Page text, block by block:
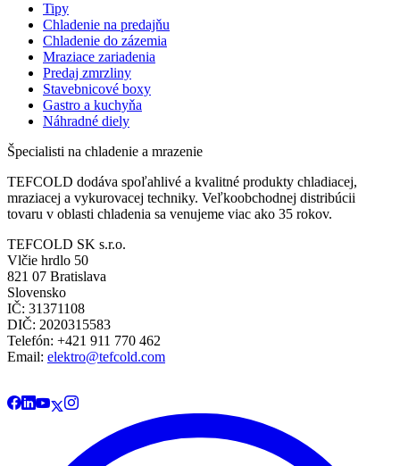
Tipy
Chladenie na predajňu
Chladenie do zázemia
Mraziace zariadenia
Predaj zmrzliny
Stavebnicové boxy
Gastro a kuchyňa
Náhradné diely
Špecialisti na chladenie a mrazenie
TEFCOLD dodáva spoľahlivé a kvalitné produkty chladiacej,
mraziacej a vykurovacej techniky. Veľkoobchodnej distribúcii
tovaru v oblasti chladenia sa venujeme viac ako 35 rokov.
TEFCOLD SK s.r.o.
Vlčie hrdlo 50
821 07 Bratislava
Slovensko
IČ: 31371108
DIČ: 2020315583
Telefón: +421 911 770 462
Email: elektro@tefcold.com